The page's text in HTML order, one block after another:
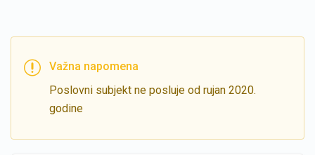
Važna napomena
Poslovni subjekt ne posluje od rujan 2020.
godine